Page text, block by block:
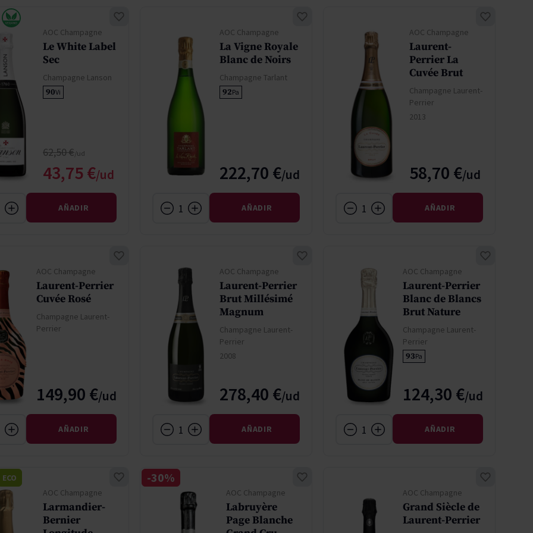
AOC Champagne
Le White Label
Sec
Champagne Lanson
90Vi
Precio especial
43,75 €
Precio normal
62,50 €
AÑADIR
AOC Champagne
La Vigne Royale
Blanc de Noirs
Champagne Tarlant
92Pa
222,70 €
AÑADIR
AOC Champagne
Laurent-
Perrier La
Cuvée Brut
Champagne Laurent-
Perrier
2013
58,70 €
AÑADIR
AOC Champagne
Laurent-Perrier
Cuvée Rosé
Champagne Laurent-
Perrier
149,90 €
AÑADIR
AOC Champagne
Laurent-Perrier
Brut Millésimé
Magnum
Champagne Laurent-
Perrier
2008
278,40 €
AÑADIR
AOC Champagne
Laurent-Perrier
Blanc de Blancs
Brut Nature
Champagne Laurent-
Perrier
93Pa
124,30 €
AÑADIR
AOC Champagne
Larmandier-
Bernier
ECO
AOC Champagne
Labruyère
Page Blanche
-30%
AOC Champagne
Grand Siècle de
Laurent-Perrier